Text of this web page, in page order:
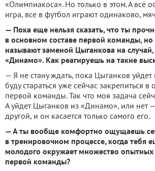
«Олимпиакоса». Но только в этом. А всё
игра, все в футбол играют одинаково,
— Пока еще нельзя сказать, что ты
в основном составе первой команды, но
называют заменой Цыганкова на
«Динамо». Как реагируешь на такие
— Я не стану ждать, пока Цыганков
буду стараться уже сейчас закрепиться в
первой команды. Так что моя задача
А уйдет Цыганков из «Динамо», или нет
другой, и он касается только самого его.
— А ты вообще комфортно ощущаешь
в тренировочном процессе, когда тебя
молодого окружает множество опытных
первой команды?